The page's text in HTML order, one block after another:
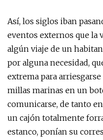
Así, los siglos iban
eventos externos que la
algún viaje de un
por alguna necesidad,
extrema para
millas marinas en un
comunicarse, de tanto
un cajón totalmente
estanco, ponían su